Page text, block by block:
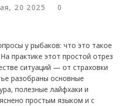
20 2025
0
у рыбаков: что это такое
практике этот простой отрез
ситуаций — от страховки
разобраны основные
полезные лайфхаки и
простым языком и с